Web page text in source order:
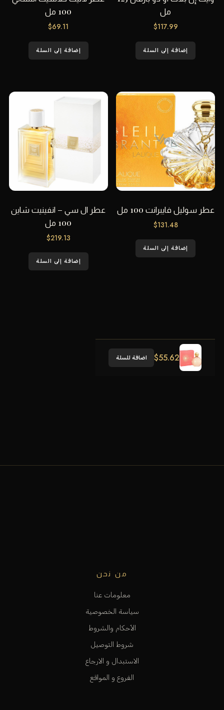
مل
$117.99
إضافة إلى السلة
100 مل
$69.11
إضافة إلى السلة
عطر سوليل فايبرانت 100 مل
$131.48
إضافة إلى السلة
عطر ال سي – انفينيت شاين
100 مل
$219.13
إضافة إلى السلة
$55.62 اضافة للسلة
من نحن
معلومات عنا
سياسة الخصوصية
الأحكام والشروط
شروط التوصيل
الاستبدال و الارجاع
الفروع و المواقع